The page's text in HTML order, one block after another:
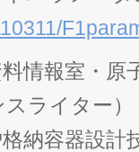
情報室・原
イター）
容器設計